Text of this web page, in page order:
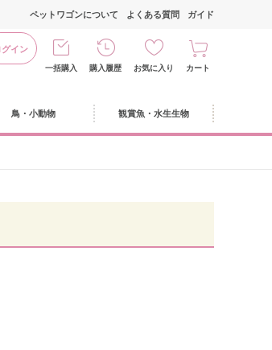
グイン
ペットワゴンについて よくある質問 ガイド
一括購入 購入履歴 お気に入り カート
鳥・小動物 観賞魚・水生生物